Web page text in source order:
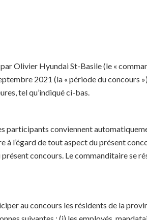
Olivier Hyundai St-Basile (le «
2021 (la « période du
tel qu’indiqué ci-bas.
participants conviennent
à l’égard de tout aspect du présent
concours. Le commanditaire se
au concours les résidents de la